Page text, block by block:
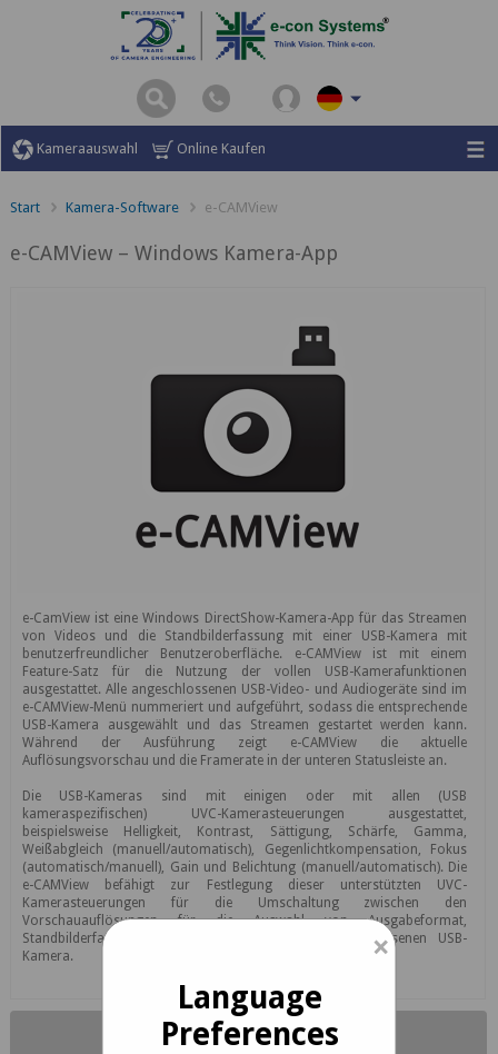
Kameraauswahl Online Kaufen
Start Kamera-Software e-CAMView
e-CAMView – Windows Kamera-App
e-CamView ist eine Windows DirectShow-Kamera-App für das Streamen
von Videos und die Standbilderfassung mit einer USB-Kamera mit
benutzerfreundlicher Benutzeroberfläche. e-CAMView ist mit einem
Feature-Satz für die Nutzung der vollen USB-Kamerafunktionen
ausgestattet. Alle angeschlossenen USB-Video- und Audiogeräte sind im
e-CAMView-Menü nummeriert und aufgeführt, sodass die entsprechende
USB-Kamera ausgewählt und das Streamen gestartet werden kann.
Während der Ausführung zeigt e-CAMView die aktuelle
Auflösungsvorschau und die Framerate in der unteren Statusleiste an.
Die USB-Kameras sind mit einigen oder mit allen (USB
kameraspezifischen) UVC-Kamerasteuerungen ausgestattet,
beispielsweise Helligkeit, Kontrast, Sättigung, Schärfe, Gamma,
Weißabgleich (manuell/automatisch), Gegenlichtkompensation, Fokus
(automatisch/manuell), Gain und Belichtung (manuell/automatisch). Die
e-CAMView befähigt zur Festlegung dieser unterstützten UVC-
Kamerasteuerungen für die Umschaltung zwischen den
Vorschauauflösungen für die Auswahl von Ausgabeformat,
Standbilderfassung und Betriebsmodus der angeschlossenen USB-
Kamera.
Features
×
Language
Preferences